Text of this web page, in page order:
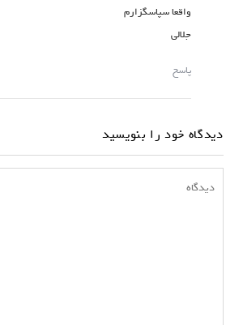
واقعا سپاسگزارم
جلالی
پاسخ
دیدگاه خود را بنویسید